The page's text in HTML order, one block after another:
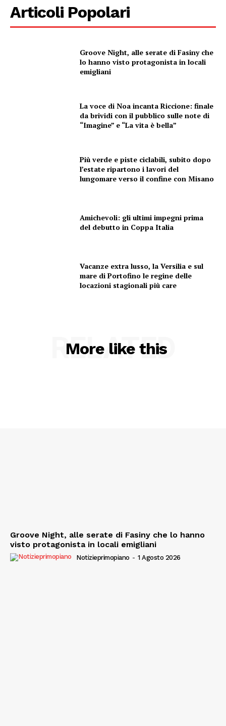
Articoli Popolari
Groove Night, alle serate di Fasiny che
lo hanno visto protagonista in locali
emigliani
La voce di Noa incanta Riccione: finale
da brividi con il pubblico sulle note di
“Imagine” e “La vita è bella”
Più verde e piste ciclabili, subito dopo
l’estate ripartono i lavori del
lungomare verso il confine con Misano
Amichevoli: gli ultimi impegni prima
del debutto in Coppa Italia
Vacanze extra lusso, la Versilia e sul
mare di Portofino le regine delle
locazioni stagionali più care
More like this
RELATED
Groove Night, alle serate di Fasiny che lo hanno
visto protagonista in locali emigliani
Notizieprimopiano - 1 Agosto 2026